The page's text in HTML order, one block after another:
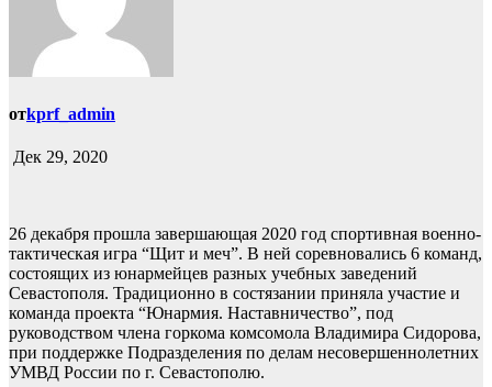
отkprf_admin
Дек 29, 2020
26 декабря прошла завершающая 2020 год спортивная военно-
тактическая игра “Щит и меч”. В ней соревновались 6 команд,
состоящих из юнармейцев разных учебных заведений
Севастополя. Традиционно в состязании приняла участие и
команда проекта “Юнармия. Наставничество”, под
руководством члена горкома комсомола Владимира Сидорова,
при поддержке Подразделения по делам несовершеннолетних
УМВД России по г. Севастополю.